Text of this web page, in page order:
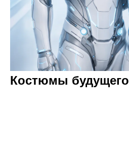
Костюмы будущего